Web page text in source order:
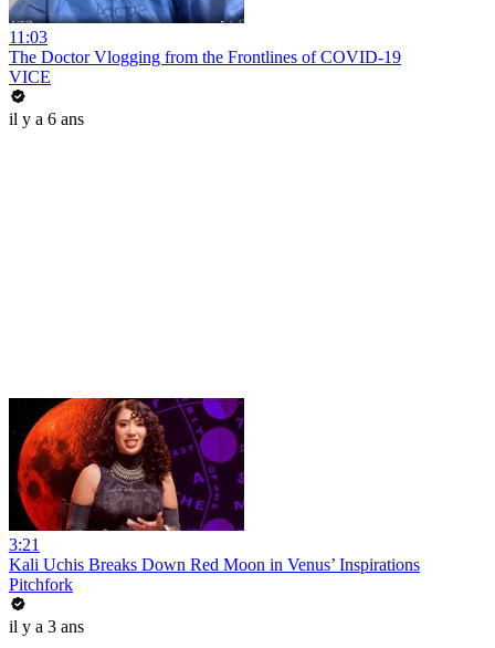
11:03
The Doctor Vlogging from the Frontlines of COVID-19
VICE
il y a 6 ans
3:21
Kali Uchis Breaks Down Red Moon in Venus’ Inspirations
Pitchfork
il y a 3 ans